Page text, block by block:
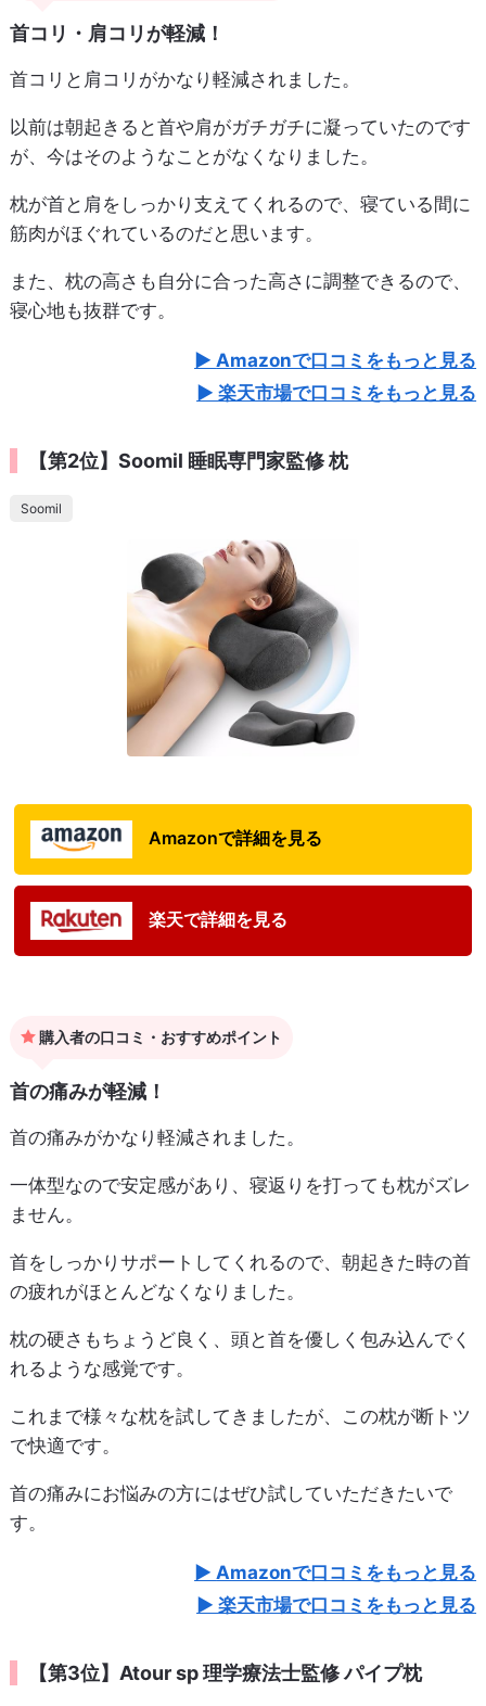
首コリ・肩コリが軽減！
首コリと肩コリがかなり軽減されました。
以前は朝起きると首や肩がガチガチに凝っていたのです
が、今はそのようなことがなくなりました。
枕が首と肩をしっかり支えてくれるので、寝ている間に
筋肉がほぐれているのだと思います。
また、枕の高さも自分に合った高さに調整できるので、
寝心地も抜群です。
Amazonで口コミをもっと見る
楽天市場で口コミをもっと見る
【第2位】Soomil 睡眠専門家監修 枕
Soomil
Amazonで詳細を見る
楽天で詳細を見る
購入者の口コミ・おすすめポイント
首の痛みが軽減！
首の痛みがかなり軽減されました。
一体型なので安定感があり、寝返りを打っても枕がズレ
ません。
首をしっかりサポートしてくれるので、朝起きた時の首
の疲れがほとんどなくなりました。
枕の硬さもちょうど良く、頭と首を優しく包み込んでく
れるような感覚です。
これまで様々な枕を試してきましたが、この枕が断トツ
で快適です。
首の痛みにお悩みの方にはぜひ試していただきたいで
す。
Amazonで口コミをもっと見る
楽天市場で口コミをもっと見る
【第3位】Atour sp 理学療法士監修 パイプ枕